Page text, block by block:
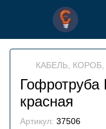
КАБЕЛЬ,
красная
Артикул: 37506